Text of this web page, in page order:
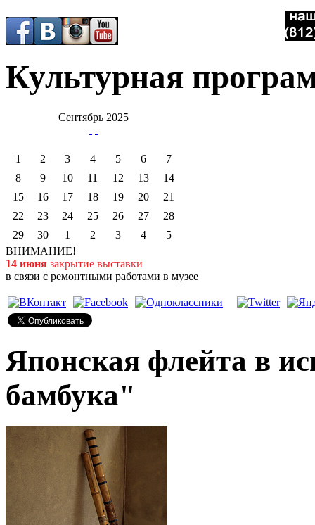
Культурная
Сентябрь 2025
1 2 3 4 5 6
7
8
9 10 11 12 13
14
15
16 17 18 19 20
21
22
23 24 25 26 27
28
29
30 1 2 3 4
5
ВНИМАНИЕ!
14 июня закрытие выставки
в связи с ремонтными работами в музее
Японская флейта в
бамбука"